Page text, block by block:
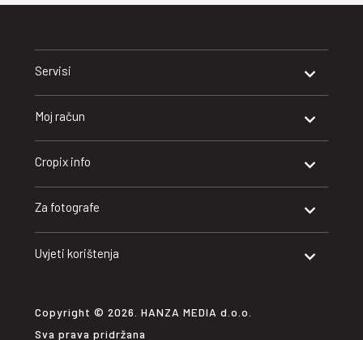
Servisi
Moj račun
Cropix info
Za fotografe
Uvjeti korištenja
Copyright © 2026. HANZA MEDIA d.o.o.
Sva prava pridržana